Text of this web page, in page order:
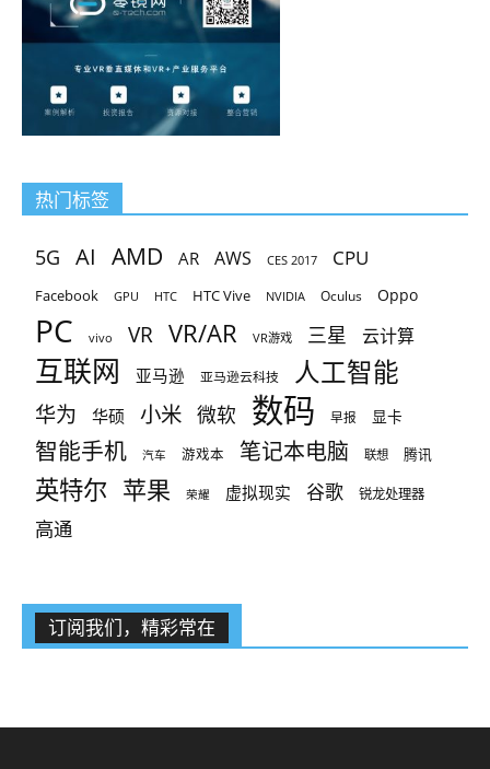
热门标签
5G AI AMD AR AWS CES 2017 CPU
Facebook GPU HTC HTC Vive NVIDIA Oculus Oppo
PC vivo VR VR/AR VR游戏 三星 云计算
互联网 亚马逊 亚马逊云科技 人工智能
华为 华硕 小米 微软 数码 早报 显卡
智能手机 汽车 游戏本 笔记本电脑 联想 腾讯
英特尔 苹果 荣耀 虚拟现实 谷歌 锐龙处理器
高通
订阅我们，精彩常在